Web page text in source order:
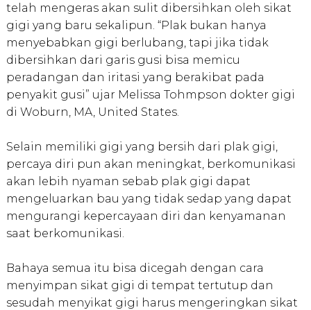
telah mengeras akan sulit dibersihkan oleh sikat
gigi yang baru sekalipun. “Plak bukan hanya
menyebabkan gigi berlubang, tapi jika tidak
dibersihkan dari garis gusi bisa memicu
peradangan dan iritasi yang berakibat pada
penyakit gusi” ujar Melissa Tohmpson dokter gigi
di Woburn, MA, United States.
Selain memiliki gigi yang bersih dari plak gigi,
percaya diri pun akan meningkat, berkomunikasi
akan lebih nyaman sebab plak gigi dapat
mengeluarkan bau yang tidak sedap yang dapat
mengurangi kepercayaan diri dan kenyamanan
saat berkomunikasi.
Bahaya semua itu bisa dicegah dengan cara
menyimpan sikat gigi di tempat tertutup dan
sesudah menyikat gigi harus mengeringkan sikat